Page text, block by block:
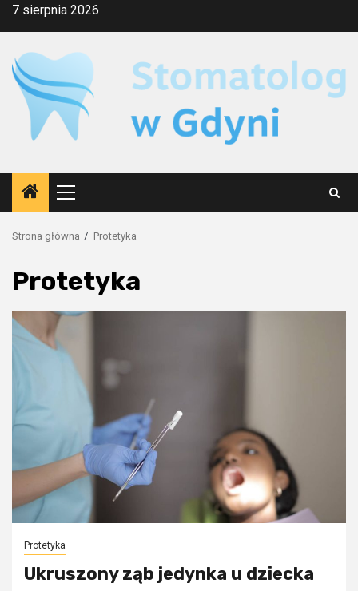
Przejdź
7 sierpnia 2026
Menu
główne
Strona główna Protetyka
Protetyka
Protetyka
Ukruszony ząb jedynka u dziecka